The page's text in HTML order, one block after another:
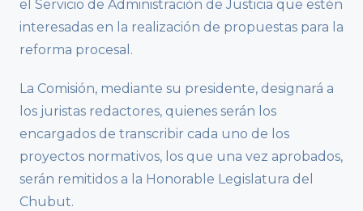
el Servicio de Administración de Justicia que estén
interesadas en la realización de propuestas para la
reforma procesal.
La Comisión, mediante su presidente, designará a
los juristas redactores, quienes serán los
encargados de transcribir cada uno de los
proyectos normativos, los que una vez aprobados,
serán remitidos a la Honorable Legislatura del
Chubut.